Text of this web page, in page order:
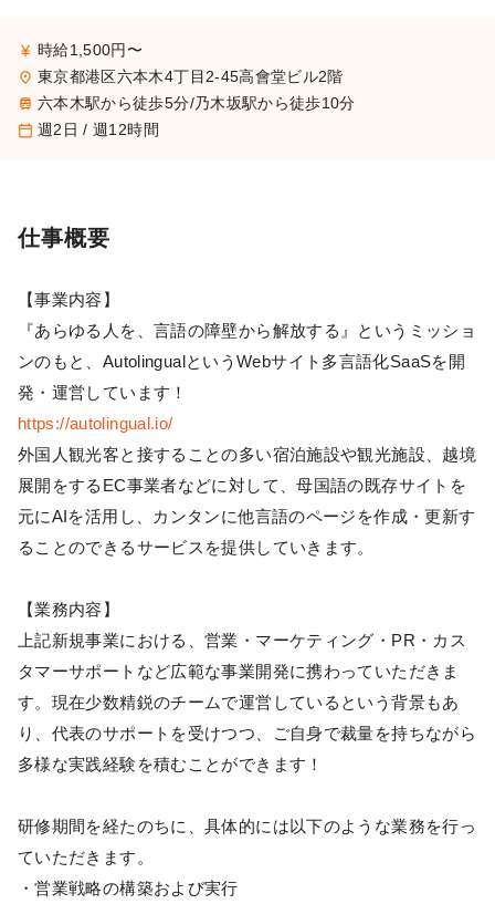
currency_yen 時給1,500円〜
place 東京都港区六本木4丁目2-45高會堂ビル2階
train 六本木駅から徒歩5分/乃木坂駅から徒歩10分
calendar_today 週2日 / 週12時間
仕事概要
【事業内容】
『あらゆる人を、言語の障壁から解放する』というミッショ
ンのもと、AutolingualというWebサイト多言語化SaaSを開
発・運営しています！
https://autolingual.io/
外国人観光客と接することの多い宿泊施設や観光施設、越境
展開をするEC事業者などに対して、母国語の既存サイトを
元にAIを活用し、カンタンに他言語のページを作成・更新す
ることのできるサービスを提供していきます。
【業務内容】
上記新規事業における、営業・マーケティング・PR・カス
タマーサポートなど広範な事業開発に携わっていただきま
す。現在少数精鋭のチームで運営しているという背景もあ
り、代表のサポートを受けつつ、ご自身で裁量を持ちながら
多様な実践経験を積むことができます！
研修期間を経たのちに、具体的には以下のような業務を行っ
ていただきます。
・営業戦略の構築および実行